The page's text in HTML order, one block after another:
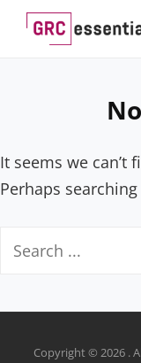
Skip
It seems we can’t
Perhaps
Copyright © 2026 .